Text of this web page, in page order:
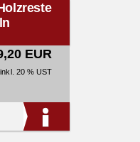
EUR
inkl. 20 % UST